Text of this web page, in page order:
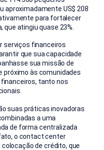
aproximadamente US$ 208
para fortalecer
atingiu quase 23%.
serviços financeiros
que sua capacidade
sua missão de
próximo às comunidades
tanto nos
suas práticas inovadoras
a uma
de forma centralizada
o contact center
de crédito, que